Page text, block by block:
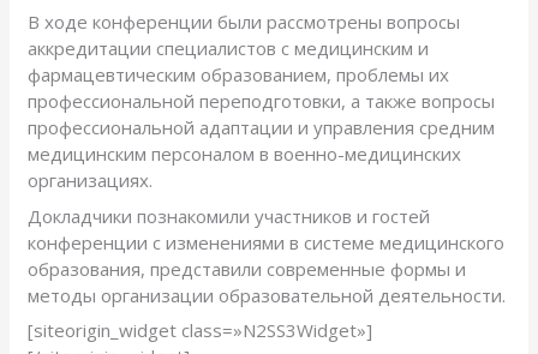
В ходе конференции были рассмотрены вопросы
аккредитации специалистов с медицинским и
фармацевтическим образованием, проблемы их
профессиональной переподготовки, а также вопросы
профессиональной адаптации и управления средним
медицинским персоналом в военно-медицинских
организациях.
Докладчики познакомили участников и гостей
конференции с изменениями в системе медицинского
образования, представили современные формы и
методы организации образовательной деятельности.
[siteorigin_widget class=»N2SS3Widget»]